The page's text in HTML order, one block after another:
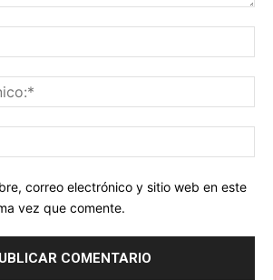
correo electrónico y sitio web en este
vez que comente.